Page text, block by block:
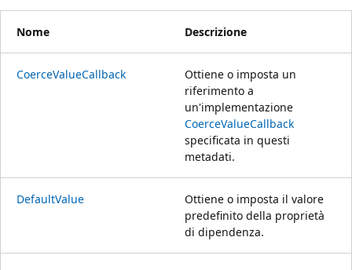
Nome Descrizione
CoerceValueCallback
Ottiene o imposta un
riferimento a
un'implementazione
CoerceValueCallback
specificata in questi
metadati.
DefaultValue
Ottiene o imposta il valore
predefinito della proprietà
di dipendenza.